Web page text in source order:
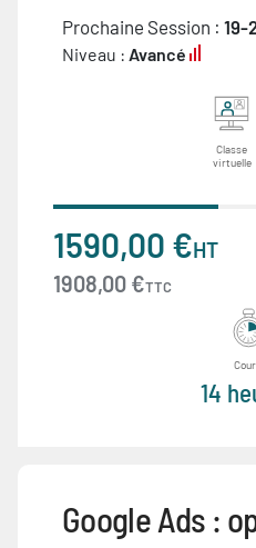
Prochaine Session : 19-
Niveau : Avancé
Classe
virtuelle
1590,00 €HT
1908,00 €TTC
14
Google Ads :